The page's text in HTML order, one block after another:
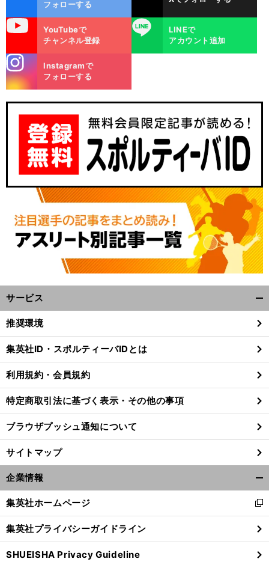
」
、
前
フォローする
YouTubeで
チャンネル登録
LINE
LINEで
アカウント追加
m
Instagramで
フォローする
サービス
閉
る
推奨環境
集英社ID・スポルティーバIDとは
利用規約・会員規約
特定商取引法に基づく表示・その他の事項
ブラウザプッシュ通知について
サイトマップ
企業情報
閉
る
集英社ホームページ
新
し
い
ウ
ィ
集英社プライバシーガイドライン
SHUEISHA Privacy Guideline